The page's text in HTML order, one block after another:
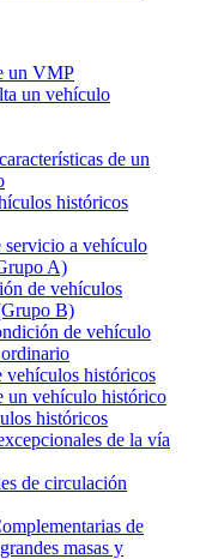
un VMP
un vehículo
de un
históricos
servicio a vehículo
A)
de vehículos
B)
de vehículo
vehículos históricos
un vehículo histórico
históricos
de la vía
de circulación
de
masas y